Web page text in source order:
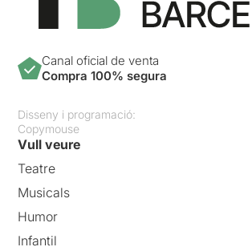
Canal oficial de venta
Compra 100% segura
Disseny i programació:
Copymouse
Vull veure
Teatre
Musicals
Humor
Infantil